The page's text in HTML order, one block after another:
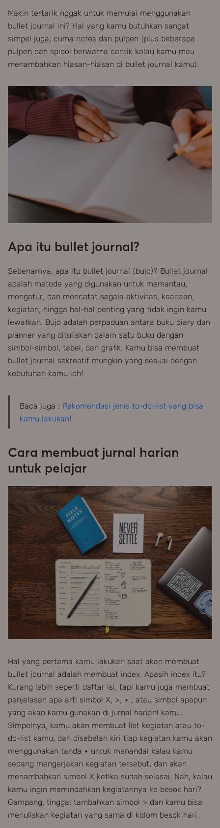
Makin tertarik nggak untuk memulai menggunakan
bullet journal ini? Hal yang kamu butuhkan sangat
simpel juga, cuma notes dan pulpen (plus beberapa
pulpen dan spidol berwarna cantik kalau kamu mau
menambahkan hiasan-hiasan di bullet journal kamu).
Apa itu bullet journal?
Sebenarnya, apa itu bullet journal (bujo)? Bullet journal
adalah metode yang digunakan untuk memantau,
mengatur, dan mencatat segala aktivitas, keadaan,
kegiatan, hingga hal-hal penting yang tidak ingin kamu
lewatkan. Bujo adalah perpaduan antara buku diary dan
planner yang dituliskan dalam satu buku dengan
simbol-simbol, tabel, dan grafik. Kamu bisa membuat
bullet journal sekreatif mungkin yang sesuai dengan
kebutuhan kamu loh!
Baca juga : Rekomendasi jenis to-do-list yang bisa
kamu lakukan!
Cara membuat jurnal harian
untuk pelajar
Hal yang pertama kamu lakukan saat akan membuat
bullet journal adalah membuat index. Apasih index itu?
Kurang lebih seperti daftar isi, tapi kamu juga membuat
penjelasan apa arti simbol X, >, • , atau simbol apapun
yang akan kamu gunakan di jurnal harianl kamu.
Simpelnya, kamu akan membuat list kegiatan atau to-
do-list kamu, dan disebelah kiri tiap kegiatan kamu akan
menggunakan tanda • untuk menandai kalau kamu
sedang mengerjakan kegiatan tersebut, dan akan
menambahkan simbol X ketika sudah selesai. Nah, kalau
kamu ingin memindahkan kegiatannya ke besok hari?
Gampang, tinggal tambahkan simbol > dan kamu bisa
menuliskan kegiatan yang sama di kolom besok hari.